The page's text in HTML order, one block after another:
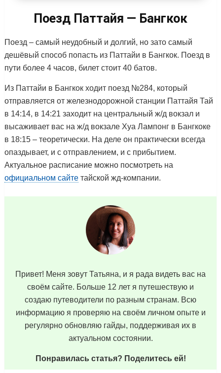
Поезд Паттайя — Бангкок
Поезд – самый неудобный и долгий, но зато самый
дешёвый способ попасть из Паттайи в Бангкок. Поезд в
пути более 4 часов, билет стоит 40 батов.
Из Паттайи в Бангкок ходит поезд №284, который
отправляется от железнодорожной станции Паттайя Тай
в 14:14, в 14:21 заходит на центральный ж/д вокзал и
высаживает вас на ж/д вокзале Хуа Лампонг в Бангкоке
в 18:15 – теоретически. На деле он практически всегда
опаздывает, и с отправлением, и с прибытием.
Актуальное расписание можно посмотреть на
официальном сайтетайской жд-компании.
Привет! Меня зовут Татьяна, и я рада видеть вас на
своём сайте. Больше 12 лет я путешествую и
создаю путеводители по разным странам. Всю
информацию я проверяю на своём личном опыте и
регулярно обновляю гайды, поддерживая их в
актуальном состоянии.
Понравилась статья? Поделитесь ей!